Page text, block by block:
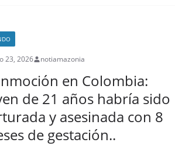
23, 2026 notiamazonia
en Colombia:
de 21 años habría sido
y asesinada con 8
de gestación..